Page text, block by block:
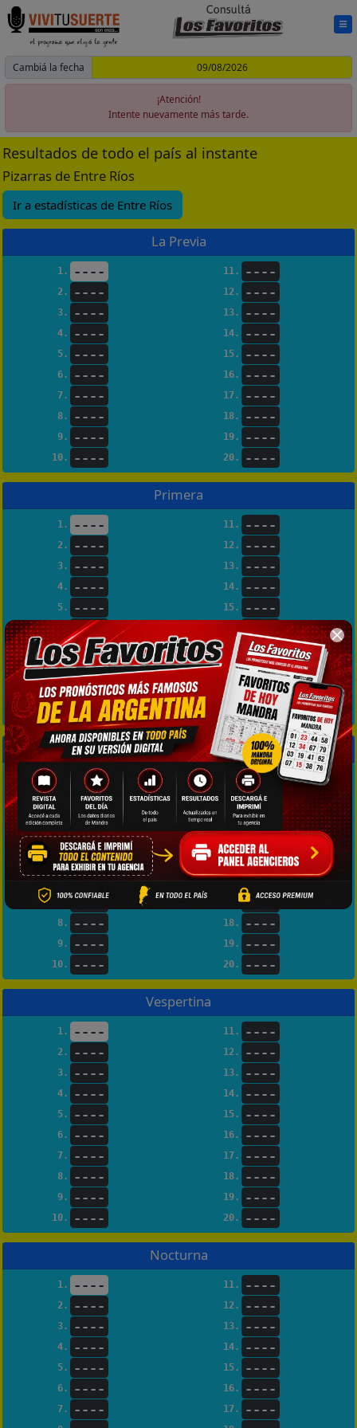
Cambiá la fecha
¡Atención!
Intente nuevamente más tarde.
Resultados de todo el país al instante
Pizarras de Entre Ríos
Ir a estadísticas de Entre Ríos
La Previa
1. ---- 11. ----
2. ---- 12. ----
3. ---- 13. ----
4. ---- 14. ----
5. ---- 15. ----
6. ---- 16. ----
7. ---- 17. ----
8. ---- 18. ----
9. ---- 19. ----
10. ---- 20. ----
Primera
1. ---- 11. ----
2. ---- 12. ----
3. ---- 13. ----
4. ---- 14. ----
5. ---- 15. ----
6. ----
7. ---- 17. ----
8. ---- 18. ----
9. ---- 19. ----
10. ---- 20. ----
Matutina
---- 11. ----
---- 12. ----
3. ---- 13. ----
4. ---- ----
5. ---- 15. ----
16. ----
---- 17. ----
8. ---- 18. ----
9. ---- 19. ----
10. ---- 20. ----
Vespertina
1. ---- 11. ----
2. ---- 12. ----
3. ---- 13. ----
4. ---- 14. ----
5. ---- 15. ----
6. ---- 16. ----
7. ---- 17. ----
8. ---- 18. ----
9. ---- 19. ----
10. ---- 20. ----
Nocturna
1. ---- 11. ----
2. ---- 12. ----
3. ---- 13. ----
4. ---- 14. ----
5. ---- 15. ----
6. ---- 16. ----
7. ---- 17. ----